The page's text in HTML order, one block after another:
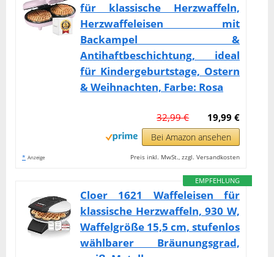
für klassische Herzwaffeln,
Herzwaffeleisen mit
Backampel &
Antihaftbeschichtung, ideal
für Kindergeburtstage, Ostern
& Weihnachten, Farbe: Rosa
19,99 €
32,99 €
Bei Amazon ansehen
* Anzeige Preis inkl. MwSt., zzgl. Versandkosten
EMPFEHLUNG
Cloer 1621 Waffeleisen für
klassische Herzwaffeln, 930 W,
Waffelgröße 15,5 cm, stufenlos
wählbarer Bräunungsgrad,